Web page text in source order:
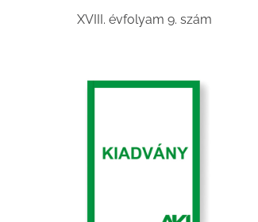
XVIII. évfolyam 9. szám